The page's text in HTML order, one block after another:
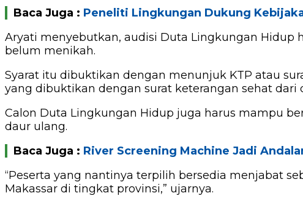
Baca Juga : Peneliti Lingkungan Dukung
Aryati menyebutkan, audisi Duta Lingkungan Hidup
belum menikah.
Syarat itu dibuktikan dengan menunjuk KTP atau
yang dibuktikan dengan surat keterangan sehat dari
Calon Duta Lingkungan Hidup juga harus mampu
daur ulang.
Baca Juga : River Screening Machine Jadi
“Peserta yang nantinya terpilih bersedia menjabat
Makassar di tingkat provinsi,” ujarnya.